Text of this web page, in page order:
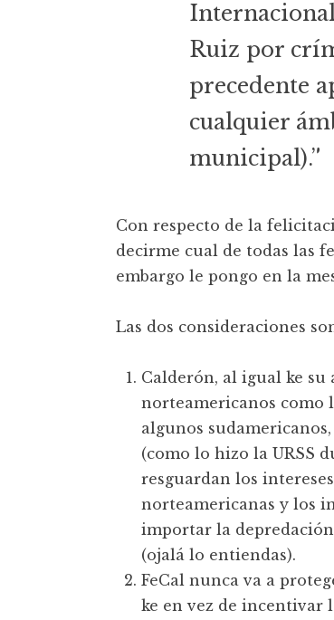
Ruiz por
precedente
cualquier
municipal).”
Con respecto de la
decirme cual de todas las
embargo le pongo en la
Las dos consideraciones
Calderón, al igual ke su
norteamericanos como
algunos
(como lo hizo la URSS
resguardan los
norteamericanas y los
importar la
(ojalá lo entiendas).
FeCal nunca va a
ke en vez de incentivar